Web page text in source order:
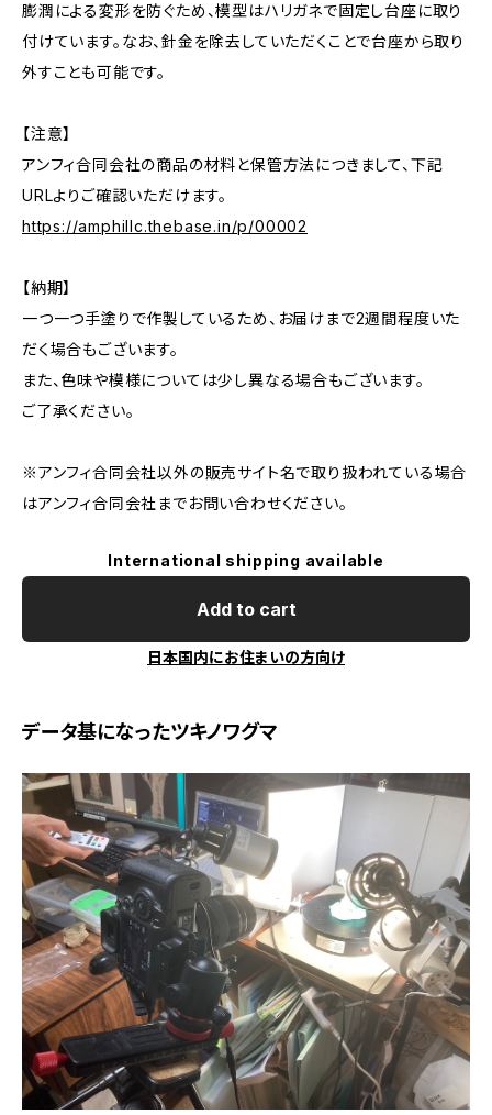
膨潤による変形を防ぐため、模型はハリガネで固定し台座に取り
付けています。なお、針金を除去していただくことで台座から取り
外すことも可能です。
【注意】
アンフィ合同会社の商品の材料と保管方法につきまして、下記
URLよりご確認いただけます。
https://amphillc.thebase.in/p/00002
【納期】
一つ一つ手塗りで作製しているため、お届けまで2週間程度いた
だく場合もございます。
また、色味や模様については少し異なる場合もございます。
ご了承ください。
※アンフィ合同会社以外の販売サイト名で取り扱われている場合
はアンフィ合同会社までお問い合わせください。
International shipping available
Add to cart
日本国内にお住まいの方向け
データ基になったツキノワグマ